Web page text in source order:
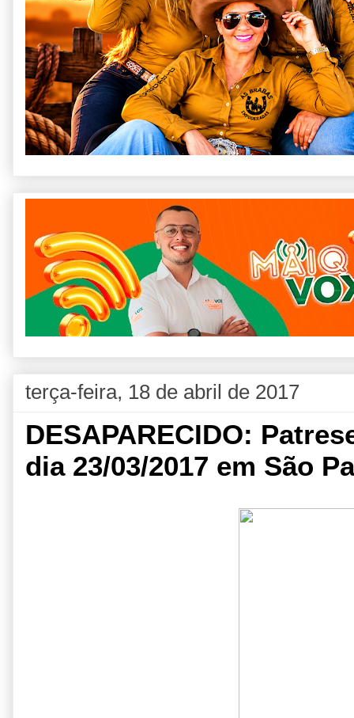
terça-feira, 18 de abril de 2017
DESAPARECIDO:
dia 23/03/2017 em São